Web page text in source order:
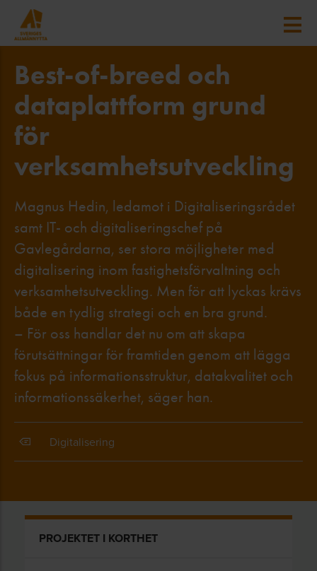
Best-of-breed och
dataplattform grund
för
verksamhetsutveckling
Magnus Hedin, ledamot i Digitaliseringsrådet
samt IT- och digitaliseringschef på
Gavlegårdarna, ser stora möjligheter med
digitalisering inom fastighetsförvaltning och
verksamhetsutveckling. Men för att lyckas krävs
både en tydlig strategi och en bra grund.
– För oss handlar det nu om att skapa
förutsättningar för framtiden genom att lägga
fokus på informationsstruktur, datakvalitet och
informationssäkerhet, säger han.
Digitalisering
PROJEKTET I KORTHET